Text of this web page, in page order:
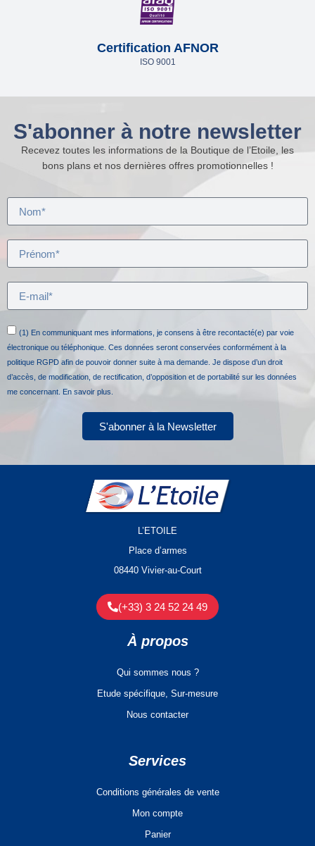
Certification AFNOR
ISO 9001
S'abonner à notre newsletter
Recevez toutes les informations de la Boutique de l’Etoile, les
bons plans et nos dernières offres promotionnelles !
(1) En communiquant mes informations, je consens à être recontacté(e) par voie
électronique ou téléphonique. Ces données seront conservées conformément à la
politique RGPD afin de pouvoir donner suite à ma demande. Je dispose d’un droit
d’accès, de modification, de rectification, d’opposition et de portabilité sur les données
me concernant.
En savoir plus.
S'abonner à la Newsletter
L’ETOILE
Place d’armes
08440 Vivier-au-Court
(+33) 3 24 52 24 49
À propos
Qui sommes nous ?
Etude spécifique, Sur-mesure
Nous contacter
Services
Conditions générales de vente
Mon compte
Panier